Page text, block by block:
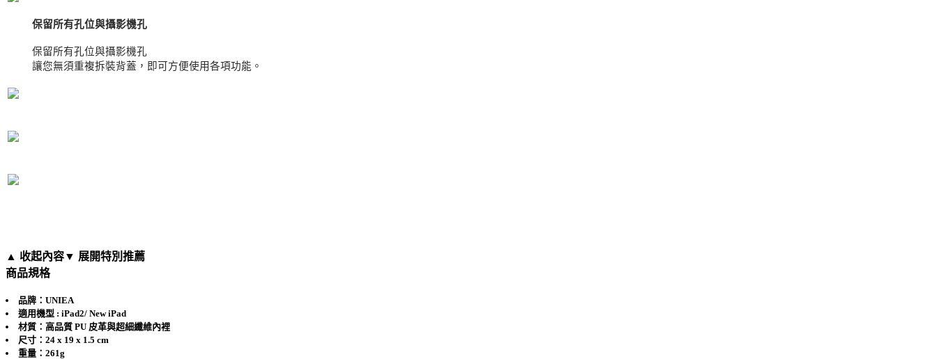
保留所有孔位與攝影機孔
保留所有孔位與攝影機孔
讓您無須重複拆裝背蓋，即可方便使用各項功能。
▲ 收起內容▼ 展開特別推薦
商品規格
品牌：UNIEA
適用機型 : iPad2/ New iPad
材質：高品質 PU 皮革與超細纖維內裡
尺寸：24 x 19 x 1.5 cm
重量：261g